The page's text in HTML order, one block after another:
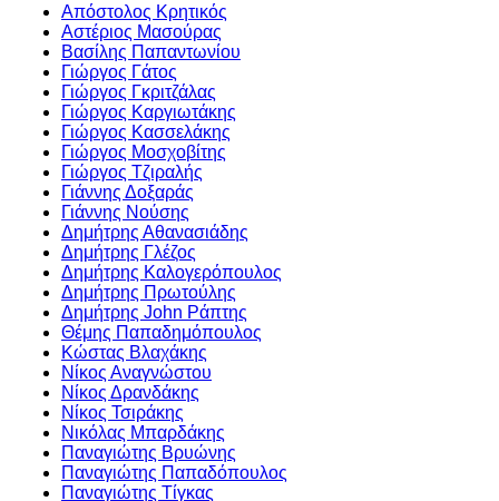
Απόστολος Κρητικός
Αστέριος Μασούρας
Βασίλης Παπαντωνίου
Γιώργος Γάτος
Γιώργος Γκριτζάλας
Γιώργος Καργιωτάκης
Γιώργος Κασσελάκης
Γιώργος Μοσχοβίτης
Γιώργος Τζιραλής
Γιάννης Δοξαράς
Γιάννης Νούσης
Δημήτρης Αθανασιάδης
Δημήτρης Γλέζος
Δημήτρης Καλογερόπουλος
Δημήτρης Πρωτούλης
Δημήτρης John Ράπτης
Θέμης Παπαδημόπουλος
Κώστας Βλαχάκης
Νίκος Αναγνώστου
Νίκος Δρανδάκης
Νίκος Τσιράκης
Νικόλας Μπαρδάκης
Παναγιώτης Βρυώνης
Παναγιώτης Παπαδόπουλος
Παναγιώτης Τίγκας